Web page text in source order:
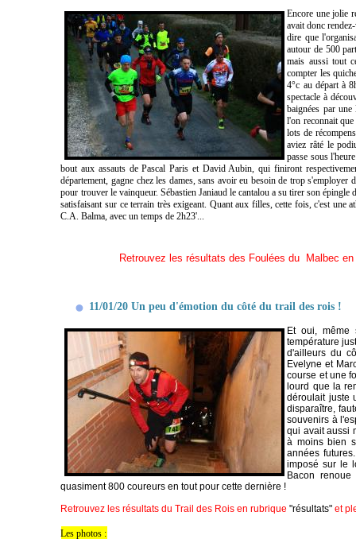
Encore une jolie
avait donc
dire que
autour de 500
mais aussi tout
compter les
4°c au départ à
spectacle à
baignées par
l'on reconnait
lots de
aviez râté le
passe sous
bout aux assauts de Pascal Paris et David Aubin, qui finiront
département, gagne chez les dames, sans avoir eu besoin de trop
pour trouver le vainqueur. Sébastien Janiaud le cantalou a su tirer son
satisfaisant sur ce terrain très exigeant. Quant aux filles, cette fois, c'est une
C.A. Balma, avec un temps de 2h23'...
Retrouvez les résultats des Foulées du Malbec
11/01/20 Un peu d'émotion du côté du trail des rois !
Et oui, même
température
d'ailleurs du
Evelyne et
course et une
lourd que la
déroulait juste
disparaître,
souvenirs à
qui avait aussi
à moins bien
années
imposé sur le
Bacon
quasiment 800 coureurs en tout pour cette dernière !
Retrouvez les résultats du Trail des Rois en rubrique"résultats" et
Les photos :